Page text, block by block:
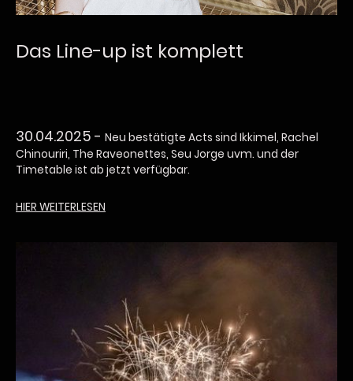
Das Line-up ist komplett
30.04.2025 - Neu bestätigte Acts sind Ikkimel, Rachel
Chinouriri, The Raveonettes, Seu Jorge uvm. und der
Timetable ist ab jetzt verfügbar.
HIER WEITERLESEN